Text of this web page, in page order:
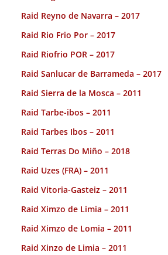
Raid Reyno de Navarra – 2017
Raid Rio Frio Por – 2017
Raid Riofrio POR – 2017
Raid Sanlucar de Barrameda – 2017
Raid Sierra de la Mosca – 2011
Raid Tarbe-ibos – 2011
Raid Tarbes Ibos – 2011
Raid Terras Do Miño – 2018
Raid Uzes (FRA) – 2011
Raid Vitoria-Gasteiz – 2011
Raid Ximzo de Limia – 2011
Raid Ximzo de Lomia – 2011
Raid Xinzo de Limia – 2011